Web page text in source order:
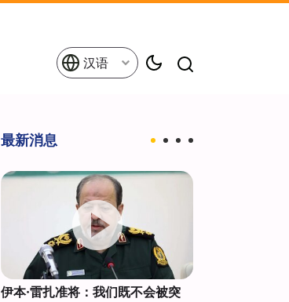
汉语
最新消息
伊本·雷扎准将：我们既不会被突